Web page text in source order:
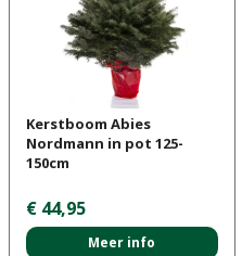
Kerstboom Abies
Nordmann in pot 125-
150cm
€ 44,95
Meer info